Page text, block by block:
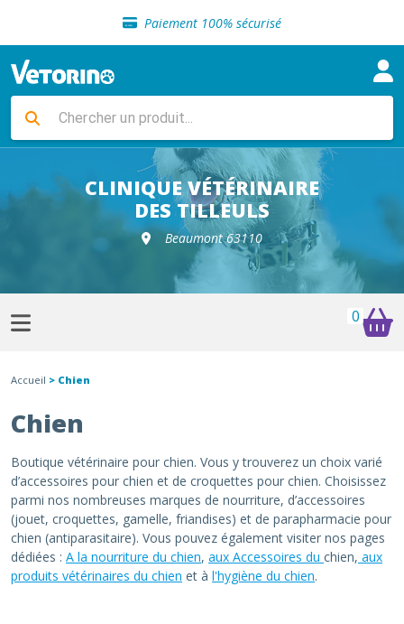
Paiement 100% sécurisé
Livraison gratuite en clinique vétérinaire
Sélection de croquettes vétérinaire
Livraison gratuite en clinique vétérinaire
Retour gratuit en clinique
Sélection de croquettes vétérinaire
CLINIQUE VÉTÉRINAIRE
DES TILLEULS
Beaumont 63110
0
Accueil > Chien
Chien
Boutique vétérinaire pour chien. Vous y trouverez un choix varié
d’accessoires pour chien et de croquettes pour chien. Choisissez
parmi nos nombreuses marques de nourriture, d’accessoires
(jouet, croquettes, gamelle, friandises) et de parapharmacie pour
chien (antiparasitaire). Vous pouvez également visiter nos pages
dédiées : A la nourriture du chien, aux Accessoires du chien, aux
produits vétérinaires du chien et à l'hygiène du chien.